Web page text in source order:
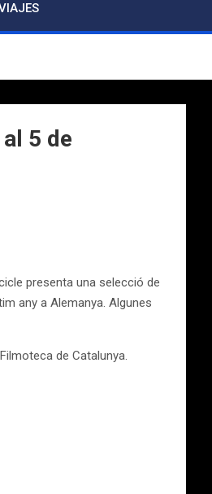
5 de
presenta una selecció de
any a Alemanya. Algunes
de Catalunya.